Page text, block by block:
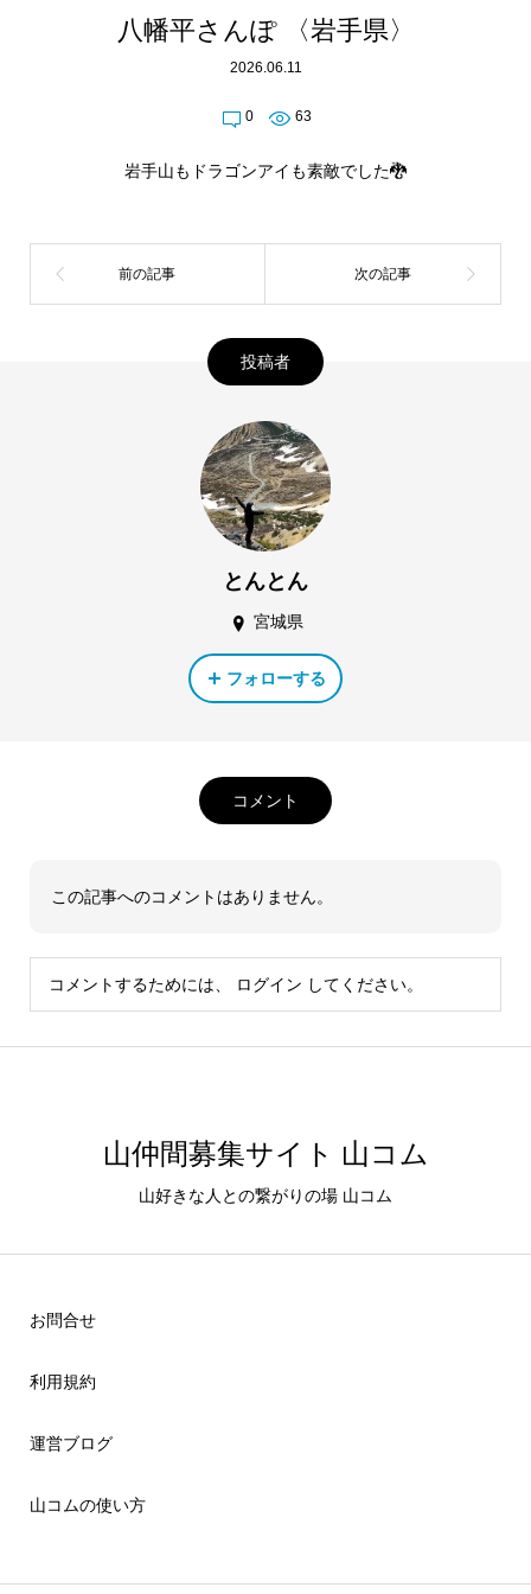
八幡平さんぽ 〈岩手県〉
2026.06.11
0 63
岩手山もドラゴンアイも素敵でした🐉
投稿者
とんとん
宮城県
フォローする
コメント
この記事へのコメントはありません。
コメントするためには、 ログイン してください。
山仲間募集サイト 山コム
山好きな人との繋がりの場 山コム
お問合せ
利用規約
運営ブログ
山コムの使い方